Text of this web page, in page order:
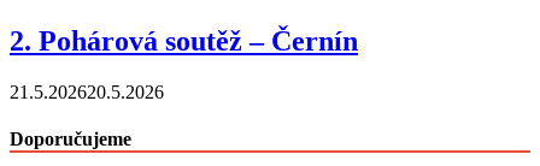
2. Pohárová soutěž – Černín
21.5.202620.5.2026
Doporučujeme